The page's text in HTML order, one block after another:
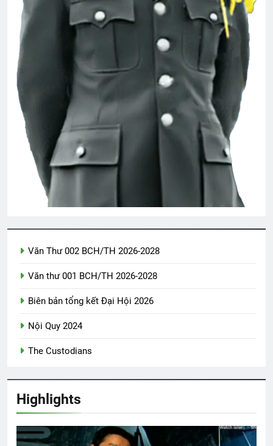
Thiệp mời tham dự ĐH ĐKVBTC 2024
3 Years Ago
Mừng ĐHĐKVBTC 2024 Lá thư trần thế
2 Years Ago
XUÂN TÌNH (Russian Unknown)
2 Years Ago
Hội VB.Oregon Thăm Viếng CSVSQ Cao
2 Years Ago
3 Years Ago
Văn Thư 002 BCH/TH 2026-2028
Văn thư 001 BCH/TH 2026-2028
Biên bản tổng kết Đại Hội 2026
Nội Quy 2024
The Custodians
Highlights